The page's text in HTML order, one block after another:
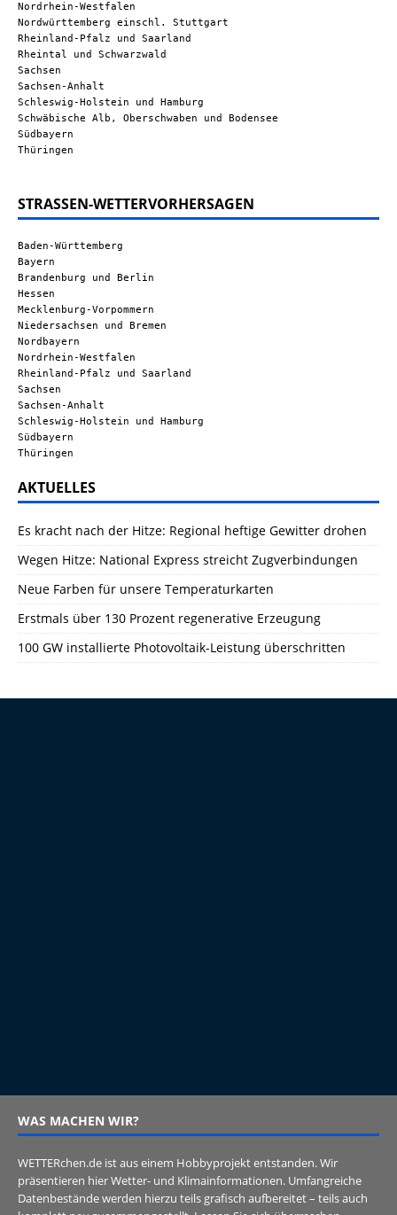
Nordrhein-Westfalen
Nordwürttemberg einschl. Stuttgart
Rheinland-Pfalz und Saarland
Rheintal und Schwarzwald
Sachsen
Sachsen-Anhalt
Schleswig-Holstein und Hamburg
Schwäbische Alb, Oberschwaben und Bodensee
Südbayern
Thüringen
STRASSEN-WETTERVORHERSAGEN
Baden-Württemberg
Bayern
Brandenburg und Berlin
Hessen
Mecklenburg-Vorpommern
Niedersachsen und Bremen
Nordbayern
Nordrhein-Westfalen
Rheinland-Pfalz und Saarland
Sachsen
Sachsen-Anhalt
Schleswig-Holstein und Hamburg
Südbayern
Thüringen
AKTUELLES
Es kracht nach der Hitze: Regional heftige Gewitter drohen
Wegen Hitze: National Express streicht Zugverbindungen
Neue Farben für unsere Temperaturkarten
Erstmals über 130 Prozent regenerative Erzeugung
100 GW installierte Photovoltaik-Leistung überschritten
WAS MACHEN WIR?
WETTERchen.de ist aus einem Hobbyprojekt entstanden. Wir
präsentieren hier Wetter- und Klimainformationen. Umfangreiche
Datenbestände werden hierzu teils grafisch aufbereitet – teils auch